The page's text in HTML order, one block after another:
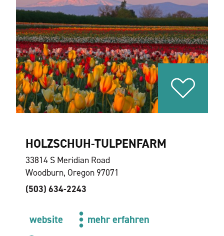
HOLZSCHUH-TULPENFARM
33814 S Meridian Road
Woodburn, Oregon 97071
(503) 634-2243
website
mehr erfahren